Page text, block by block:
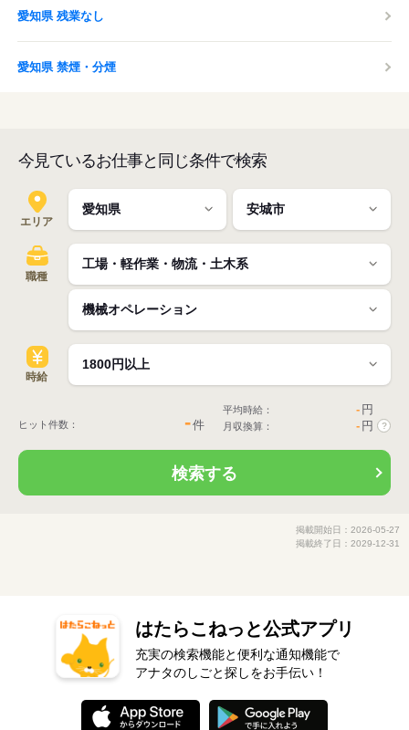
愛知県 残業なし
愛知県 禁煙・分煙
今見ているお仕事と同じ条件で検索
エリア
職種
時給
ヒット件数： -件
平均時給： - 円
月収換算： - 円 ?
検索する
掲載開始日：2026-05-27
掲載終了日：2029-12-31
はたらこねっと公式アプリ
充実の検索機能と便利な通知機能で
アナタのしごと探しをお手伝い！